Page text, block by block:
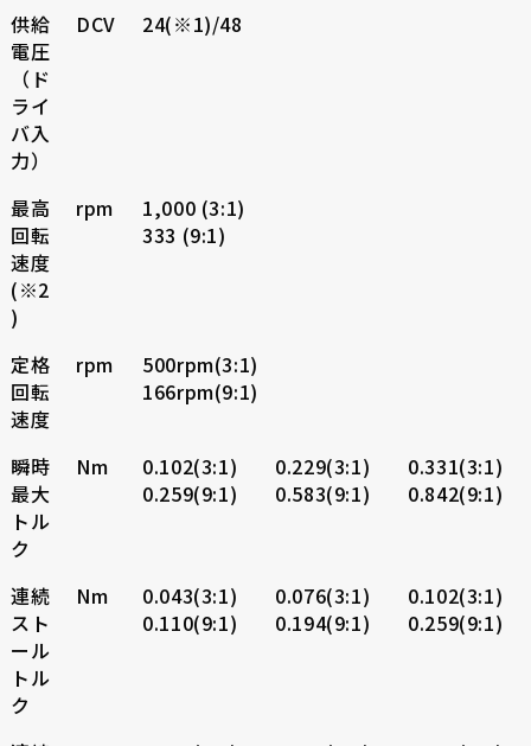
供給
電圧
（ド
ライ
バ入
力）
DCV 24(※1)/48
最高
回転
速度
(※2
)
rpm
1,000 (3:1)
333 (9:1)
定格
回転
速度
rpm
500rpm(3:1)
166rpm(9:1)
瞬時
最大
トル
ク
Nm
0.102(3:1)
0.259(9:1)
0.229(3:1)
0.583(9:1)
0.331(3:1)
0.842(9:1)
連続
スト
ール
トル
ク
Nm
0.043(3:1)
0.110(9:1)
0.076(3:1)
0.194(9:1)
0.102(3:1)
0.259(9:1)